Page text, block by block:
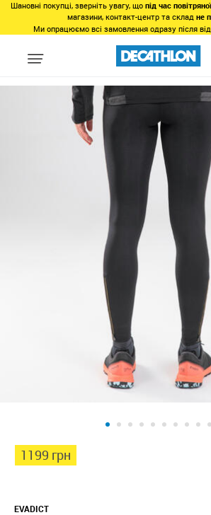
Шановні покупці, зверніть увагу, що під час
магазини, контакт-центр та склад не
Ми опрацюємо всі замовлення одразу після
Регіон Жінкам у Львові Одяг у
1199 грн
EVADICT